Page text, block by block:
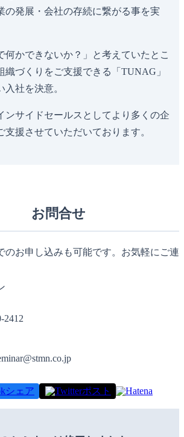
の発展・会社の存続に繋がる事を実
何かできないか？」と考えていたとこ
織づくりをご支援できる「TUNAG」
入社を決意。
ンサイドセールスとしてより多くの企
支援させていただいております。
お問合せ
のお申し込みも可能です。お気軽にご連
2412
シェア ポスト